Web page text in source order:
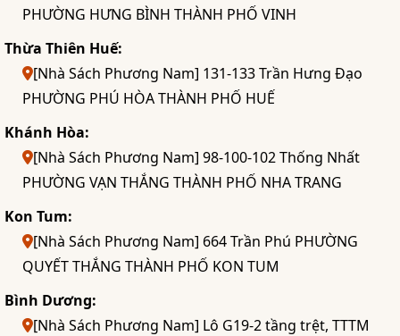
PHƯỜNG HƯNG BÌNH THÀNH PHỐ VINH
Thừa Thiên Huế:
[Nhà Sách Phương Nam] 131-133 Trần Hưng Đạo
PHƯỜNG PHÚ HÒA THÀNH PHỐ HUẾ
Khánh Hòa:
[Nhà Sách Phương Nam] 98-100-102 Thống Nhất
PHƯỜNG VẠN THẮNG THÀNH PHỐ NHA TRANG
Kon Tum:
[Nhà Sách Phương Nam] 664 Trần Phú PHƯỜNG
QUYẾT THẮNG THÀNH PHỐ KON TUM
Bình Dương:
[Nhà Sách Phương Nam] Lô G19-2 tầng trệt, TTTM